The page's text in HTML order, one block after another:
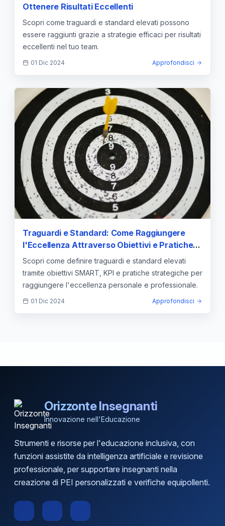
Ottenere Risultati Eccellenti
Scopri come traguardi e standard elevati possono
essere raggiunti grazie a strategie efficaci per risultati
eccellenti nel tuo team.
01 Dic 2024 Approfondisci
Traguardi e Standard: Come Raggiungere
l'Eccellenza Attraverso Obiettivi e Pratiche
Strategiche
Scopri come definire traguardi e standard elevati
tramite obiettivi SMART, KPI e pratiche strategiche per
raggiungere l'eccellenza personale e professionale.
01 Dic 2024 Approfondisci
Orizzonte Insegnanti
Innovazione nell'Educazione
Strumenti e risorse per l'educazione inclusiva, con
funzioni assistite da intelligenza artificiale e revisione
professionale, per supportare insegnanti nella
creazione di PEI personalizzati e verifiche equipollenti.